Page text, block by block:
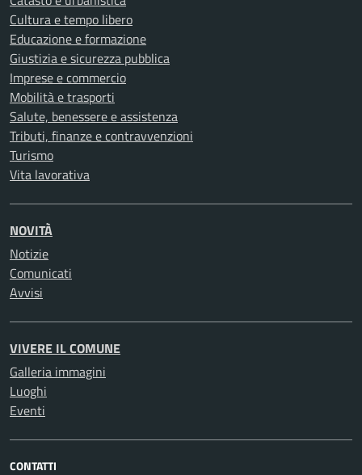
Cultura e tempo libero
Educazione e formazione
Giustizia e sicurezza pubblica
Imprese e commercio
Mobilità e trasporti
Salute, benessere e assistenza
Tributi, finanze e contravvenzioni
Turismo
Vita lavorativa
NOVITÀ
Notizie
Comunicati
Avvisi
VIVERE IL COMUNE
Galleria immagini
Luoghi
Eventi
CONTATTI